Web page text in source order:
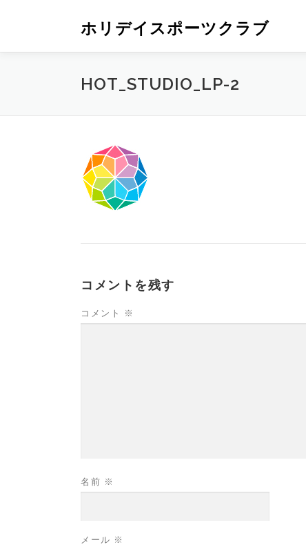
ホリデイスポーツクラブ
HOT_STUDIO_LP-2
コメントを残す
コメント ※
名前 ※
メール ※